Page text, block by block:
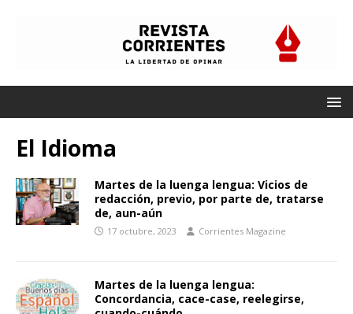
El Idioma
Martes de la luenga lengua: Vicios de
redacción, previo, por parte de, tratarse
de, aun-aún
17 octubre, 2023 Corrientes Magazine
Martes de la luenga lengua:
Concordancia, cace-case, reelegirse,